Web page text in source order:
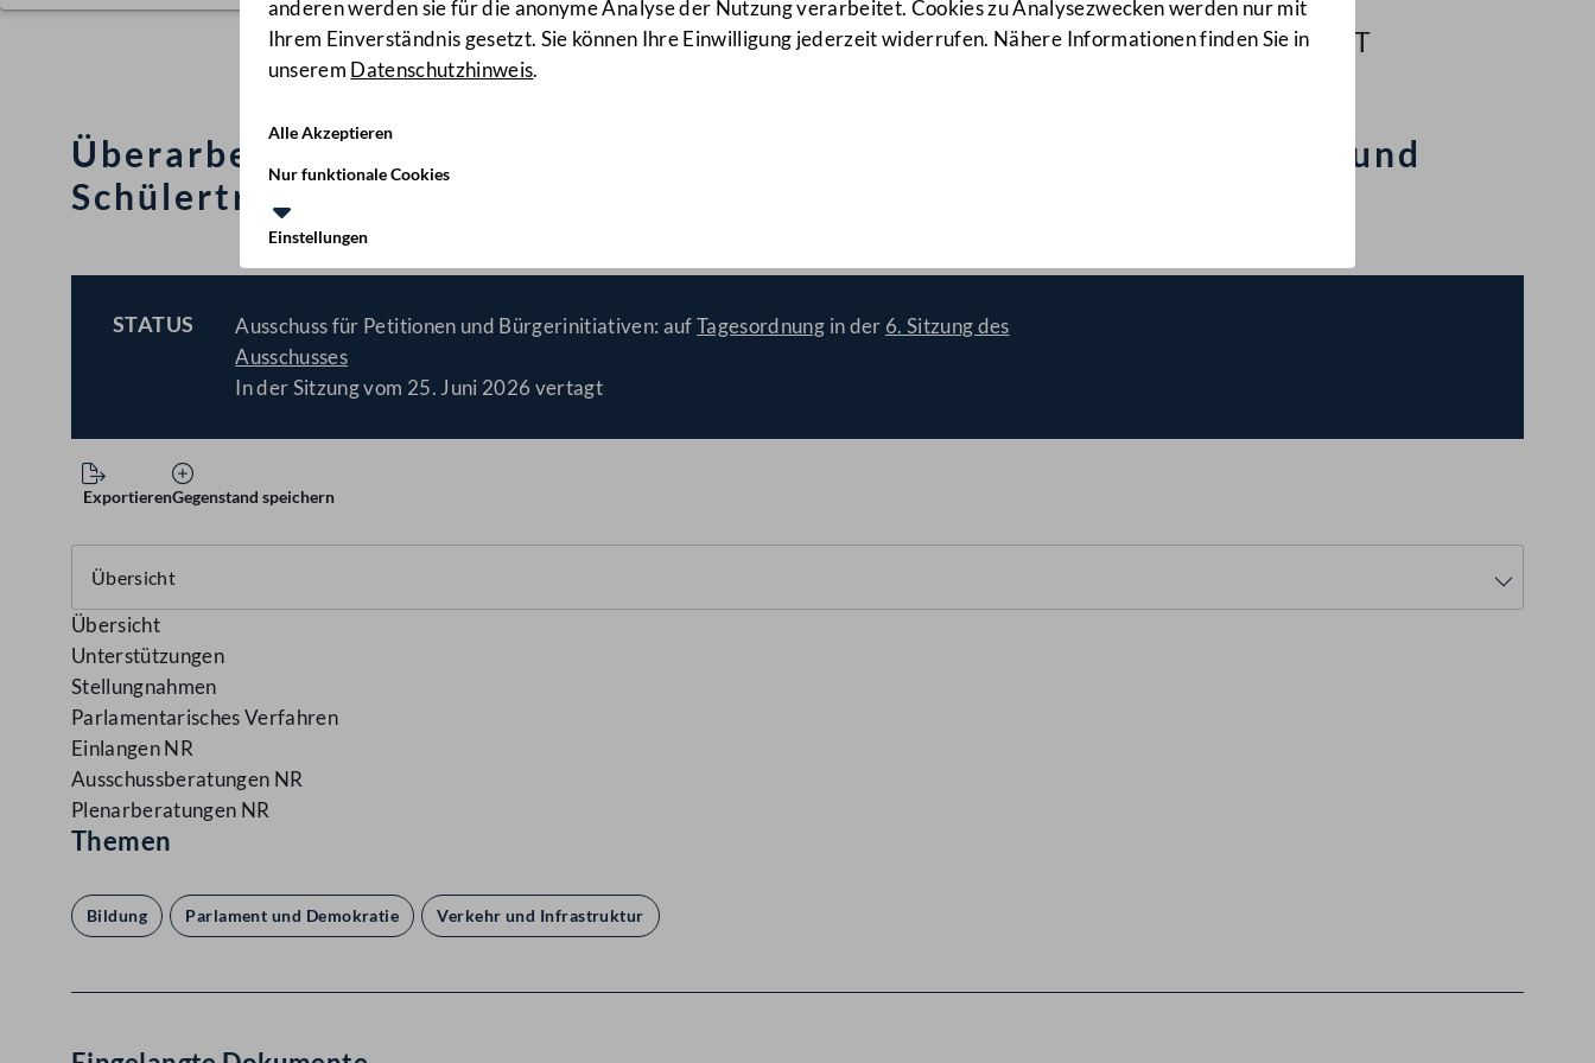
anderen werden sie für die anonyme Analyse der Nutzung verarbeitet. Cookies zu Analysezwecken werden nur mit
Ihrem Einverständnis gesetzt. Sie können Ihre Einwilligung jederzeit widerrufen. Nähere Informationen finden Sie in
unserem Datenschutzhinweis.
Alle Akzeptieren
Nur funktionale Cookies
Einstellungen
Petition
17/PET
Überarbeitung der gesetzlichen Grundlagen für den Schülerinnen- und
Schülertransport im Gelegenheitsverkehr
STATUS
BESCHLOSSEN
Ausschuss für Petitionen und Bürgerinitiativen: aufTagesordnung in der 6. Sitzung des
Ausschusses
In der Sitzung vom 25. Juni 2026 vertagt
ExportierenGegenstand speichern
Übersicht
Unterstützungen
Stellungnahmen
Parlamentarisches Verfahren
Einlangen NR
Ausschussberatungen NR
Plenarberatungen NR
Themen
Bildung Parlament und Demokratie Verkehr und Infrastruktur